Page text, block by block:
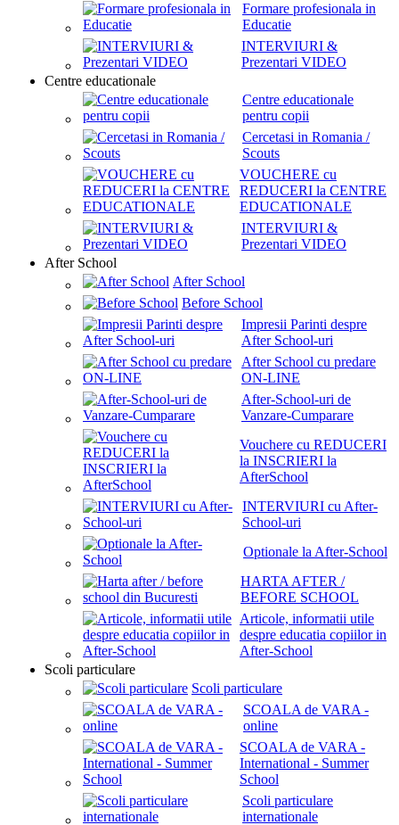
Formare profesionala in
Educatie
INTERVIURI &
Prezentari VIDEO
Centre educationale
Centre educationale
pentru copii
Cercetasi in Romania /
Scouts
VOUCHERE cu
REDUCERI la CENTRE
EDUCATIONALE
INTERVIURI &
Prezentari VIDEO
After School
After School
Before School
Impresii Parinti despre
After School-uri
After School cu predare
ON-LINE
After-School-uri de
Vanzare-Cumparare
Vouchere cu REDUCERI
la INSCRIERI la
AfterSchool
INTERVIURI cu After-
School-uri
Optionale la After-School
HARTA AFTER /
BEFORE SCHOOL
Articole, informatii utile
despre educatia copiilor in
After-School
Scoli particulare
Scoli particulare
SCOALA de VARA -
online
SCOALA de VARA -
International - Summer
School
Scoli particulare
internationale